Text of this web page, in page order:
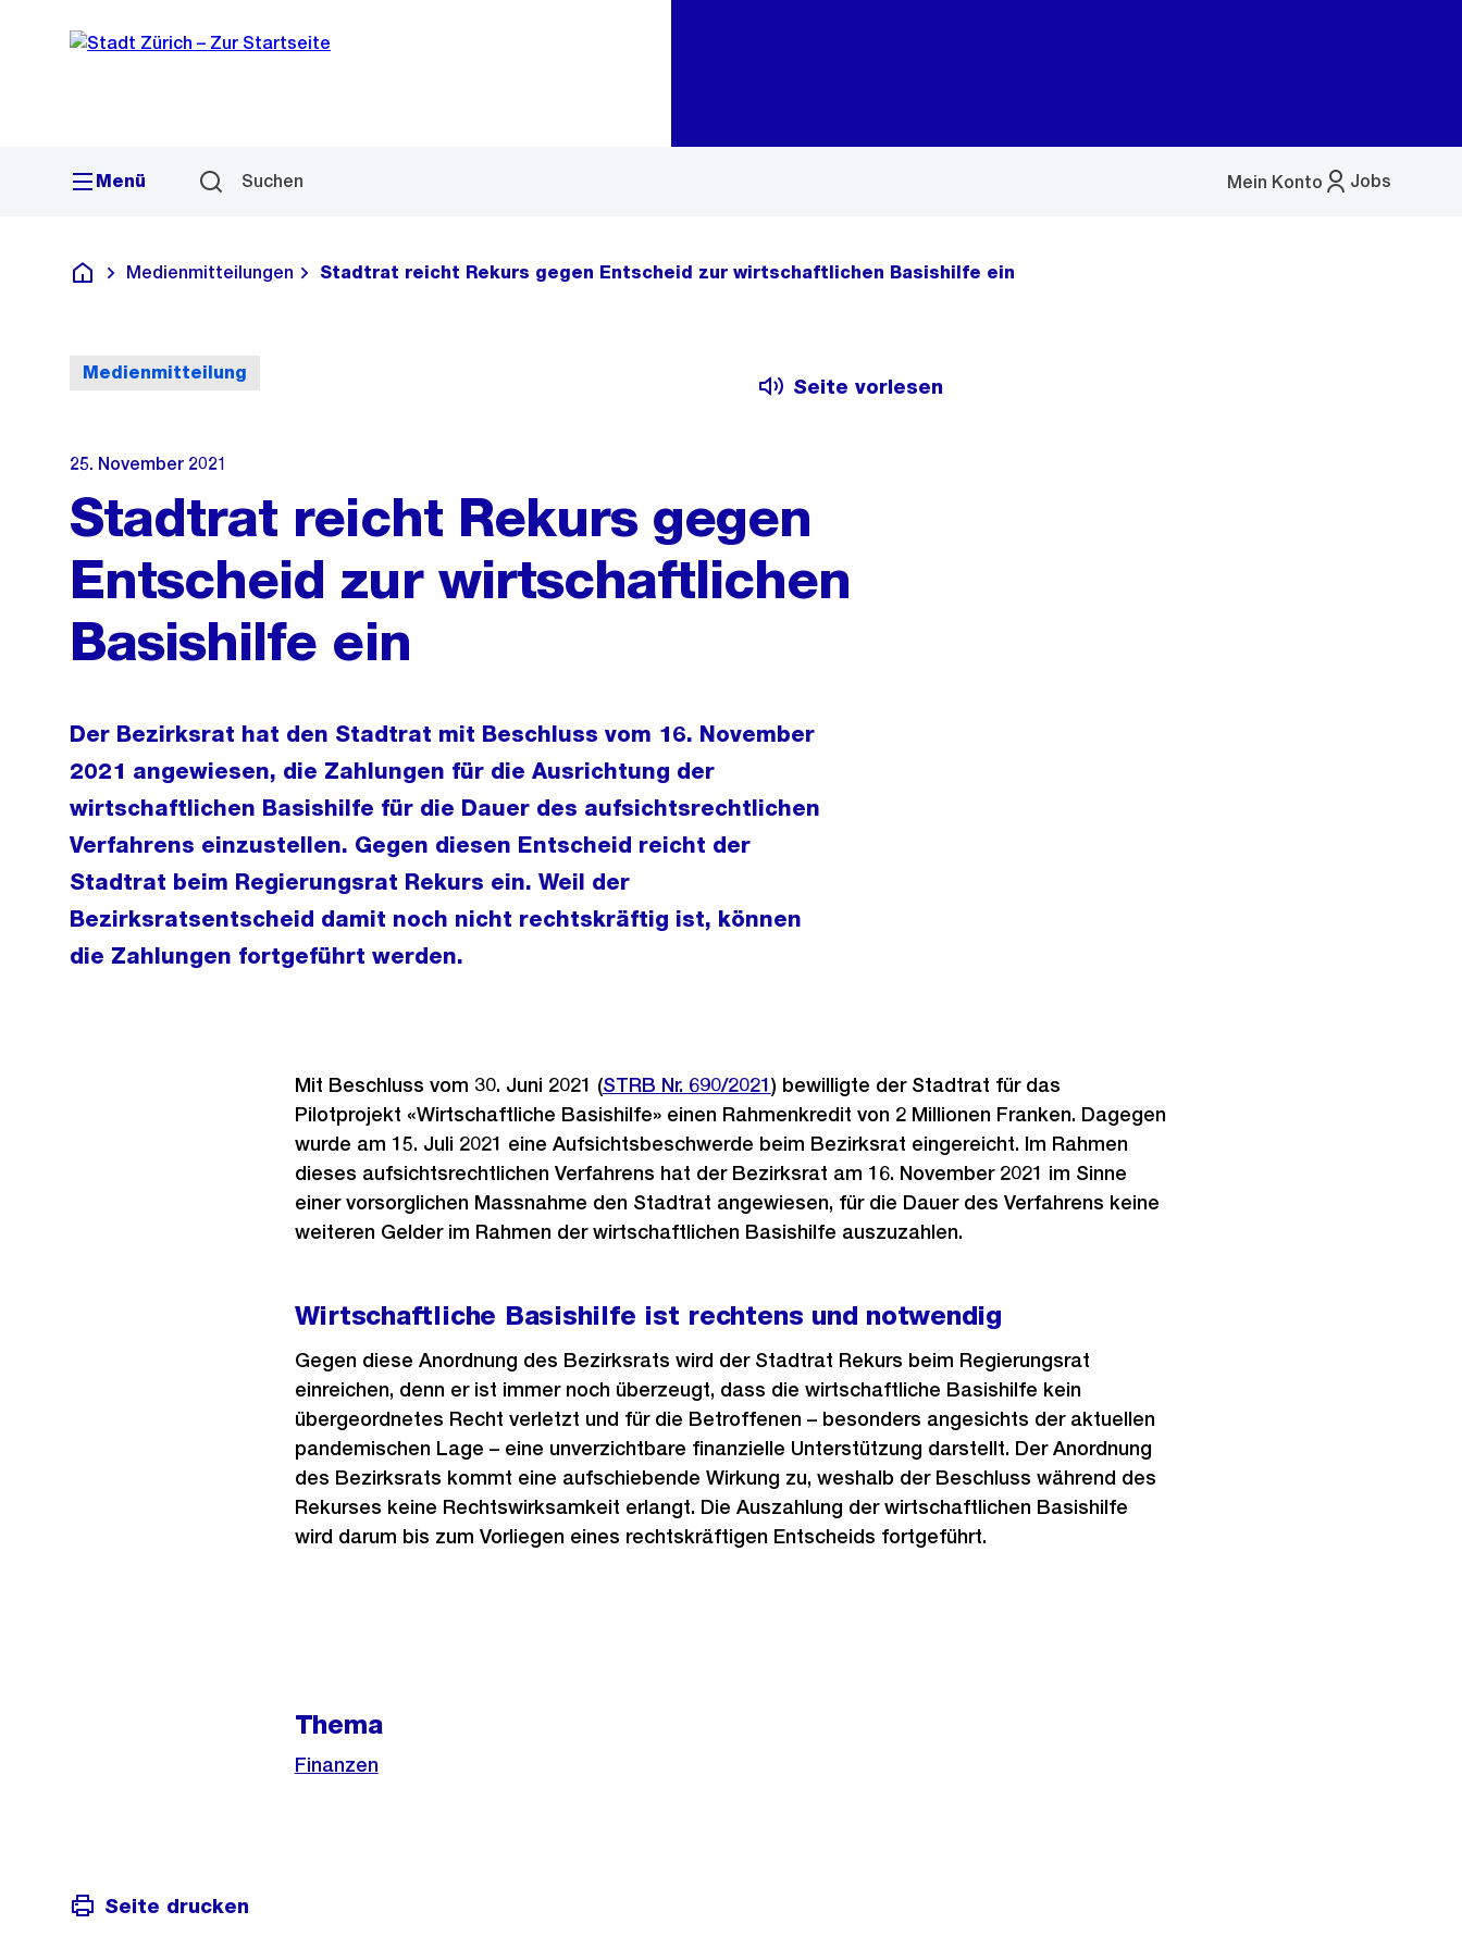
Navigation
Sprunglink
Menü Suchen Jobs
Mein Konto
Menü
Deutsch
Medienmitteilungen Stadtrat reicht Rekurs gegen Entscheid zur wirtschaftlichen Basishilfe ein
Medienmitteilung
Seite vorlesen
25. November 2021
Stadtrat reicht Rekurs gegen
Entscheid zur wirtschaftlichen
Basishilfe ein
Der Bezirksrat hat den Stadtrat mit Beschluss vom 16. November
2021 angewiesen, die Zahlungen für die Ausrichtung der
wirtschaftlichen Basishilfe für die Dauer des aufsichtsrechtlichen
Verfahrens einzustellen. Gegen diesen Entscheid reicht der
Stadtrat beim Regierungsrat Rekurs ein. Weil der
Bezirksratsentscheid damit noch nicht rechtskräftig ist, können
die Zahlungen fortgeführt werden.
Mit Beschluss vom 30. Juni 2021 (STRB Nr. 690/2021) bewilligte der Stadtrat für das
Pilotprojekt «Wirtschaftliche Basishilfe» einen Rahmenkredit von 2 Millionen Franken. Dagegen
wurde am 15. Juli 2021 eine Aufsichtsbeschwerde beim Bezirksrat eingereicht. Im Rahmen
dieses aufsichtsrechtlichen Verfahrens hat der Bezirksrat am 16. November 2021 im Sinne
einer vorsorglichen Massnahme den Stadtrat angewiesen, für die Dauer des Verfahrens keine
weiteren Gelder im Rahmen der wirtschaftlichen Basishilfe auszuzahlen.
Wirtschaftliche Basishilfe ist rechtens und notwendig
Gegen diese Anordnung des Bezirksrats wird der Stadtrat Rekurs beim Regierungsrat
einreichen, denn er ist immer noch überzeugt, dass die wirtschaftliche Basishilfe kein
übergeordnetes Recht verletzt und für die Betroffenen – besonders angesichts der aktuellen
pandemischen Lage – eine unverzichtbare finanzielle Unterstützung darstellt. Der Anordnung
des Bezirksrats kommt eine aufschiebende Wirkung zu, weshalb der Beschluss während des
Rekurses keine Rechtswirksamkeit erlangt. Die Auszahlung der wirtschaftlichen Basishilfe
wird darum bis zum Vorliegen eines rechtskräftigen Entscheids fortgeführt.
Thema
Finanzen
Seite drucken